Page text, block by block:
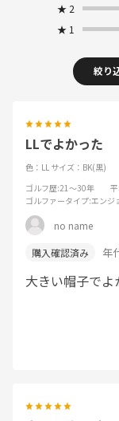
★ 2
★ 1
絞り
LLでよかった
色：LL サイズ：BK(黒)
ゴルフ歴:21～30年
ゴルファータイプ:エンジ
no name
年
大きい帽子でよ